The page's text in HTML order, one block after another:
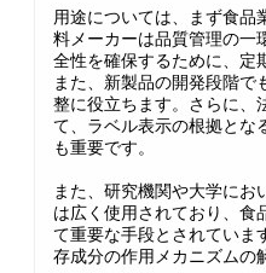
用途については、まず食品
料メーカーは品質管理の一
全性を確保するために、定
また、新製品の開発段階で
整に役立ちます。さらに、
て、ラベル表示の根拠とな
も重要です。
また、研究機関や大学にお
は広く使用されており、食
て重要な手段とされていま
存成分の作用メカニズムの